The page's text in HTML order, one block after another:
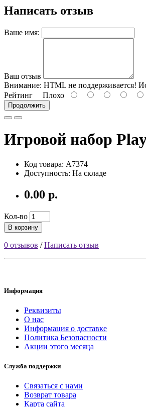
Написать отзыв
Ваше имя:
Ваш отзыв
Внимание: HTML не поддерживается!
Рейтинг Плохо
Продолжить
Игровой набор
Код товара: A7374
Доступность: На складе
0.00 р.
Кол-во
В корзину
0 отзывов /Написать отзыв
Информация
Реквизиты
О нас
Информация о доставке
Политика Безопасности
Акции этого месяца
Служба поддержки
Связаться с нами
Возврат товара
Карта сайта